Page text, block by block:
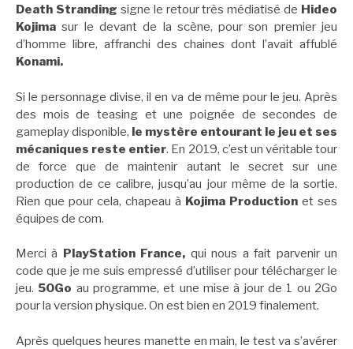
Death Stranding signe le retour très médiatisé de Hideo
Kojima sur le devant de la scène, pour son premier jeu
d’homme libre, affranchi des chaines dont l’avait affublé
Konami.
Si le personnage divise, il en va de même pour le jeu. Après
des mois de teasing et une poignée de secondes de
gameplay disponible, le mystère entourant le jeu et ses
mécaniques reste entier. En 2019, c’est un véritable tour
de force que de maintenir autant le secret sur une
production de ce calibre, jusqu’au jour même de la sortie.
Rien que pour cela, chapeau à Kojima Production et ses
équipes de com.
Merci à PlayStation France, qui nous a fait parvenir un
code que je me suis empressé d’utiliser pour télécharger le
jeu.50Go au programme, et une mise à jour de 1 ou 2Go
pour la version physique. On est bien en 2019 finalement.
Après quelques heures manette en main, le test va s’avérer